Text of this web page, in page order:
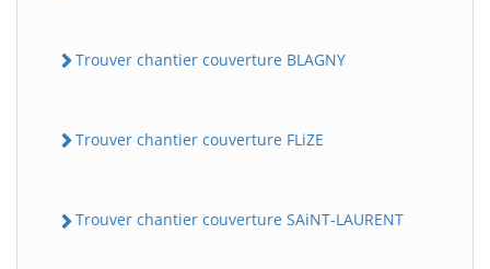
Trouver chantier couverture BLAGNY
Trouver chantier couverture FLiZE
Trouver chantier couverture SAiNT-LAURENT